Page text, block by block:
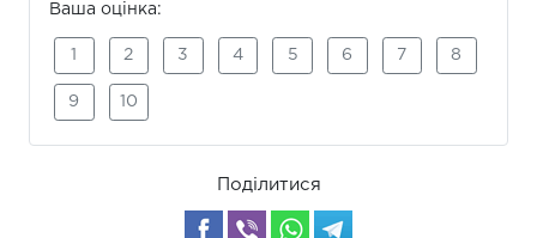
Ваша оцінка:
1 2 3 4 5 6 7 8
9 10
Поділитися